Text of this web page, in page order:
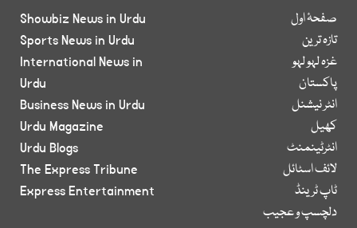
صفحۂ اول
تازہ ترین
غزہ لہو لہو
پاکستان
انٹر نیشنل
کھیل
انٹرٹینمنٹ
لائف اسٹائل
ٹاپ ٹرینڈ
دلچسپ و عجیب
Showbiz News in Urdu
Sports News in Urdu
International News in
Urdu
Business News in Urdu
Urdu Magazine
Urdu Blogs
The Express Tribune
Express Entertainment